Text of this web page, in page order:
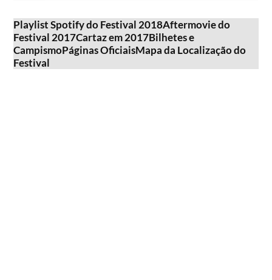
Playlist Spotify do Festival 2018Aftermovie do
Festival 2017Cartaz em 2017Bilhetes e
CampismoPáginas OficiaisMapa da Localização do
Festival